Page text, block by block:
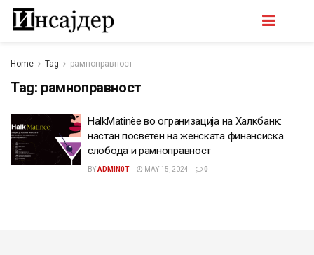
Home Tag рамноправност
Tag: рамноправност
HalkMatinèe во огранизација на Халкбанк:
настан посветен на женската финансиска
слобода и рамноправност
BYADMIN0T MAY 15, 2024 0